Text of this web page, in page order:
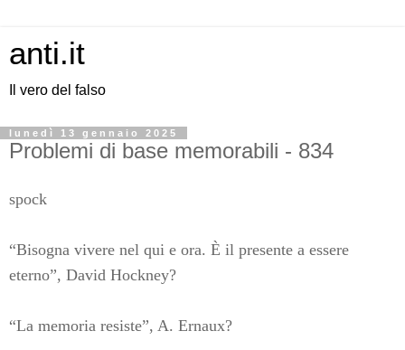
anti.it
Il vero del falso
lunedì 13 gennaio 2025
Problemi di base memorabili - 834
spock
“Bisogna vivere nel qui e ora. È il presente a essere
eterno”, David Hockney?
“La memoria resiste”, A. Ernaux?